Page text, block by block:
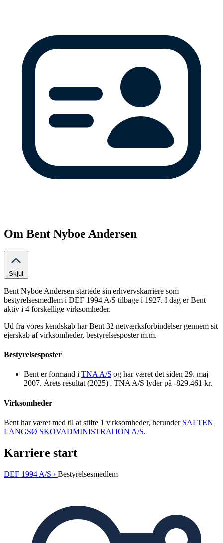
Om Bent Nyboe Andersen
Skjul
Bent Nyboe Andersen startede sin erhvervskarriere som
bestyrelsesmedlem i DEF 1994 A/S tilbage i 1927. I dag er Bent
aktiv i 4 forskellige virksomheder.
Ud fra vores kendskab har Bent 32 netværksforbindelser gennem sit
ejerskab af virksomheder, bestyrelsesposter m.m.
Bestyrelsesposter
Bent er formand i TNA A/S og har været det siden 29. maj
2007. Årets resultat (2025) i TNA A/S lyder på -829.461 kr.
Virksomheder
Bent har været med til at stifte 1 virksomheder, herunder SALTEN
LANGSØ SKOVADMINISTRATION A/S.
Karriere start
DEF 1994 A/S › Bestyrelsesmedlem